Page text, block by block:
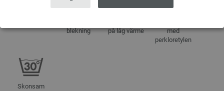
blekning
på låg värme
med
perkloretylen
Skonsam